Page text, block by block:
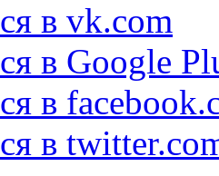
в vk.com
в Google
в
в